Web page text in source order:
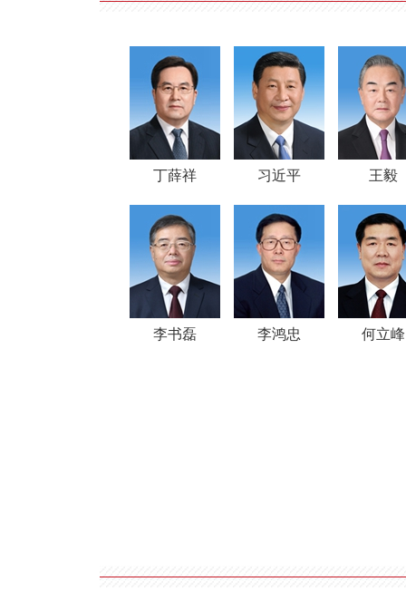
丁薛祥 习近平 王毅
李书磊 李鸿忠 何立峰